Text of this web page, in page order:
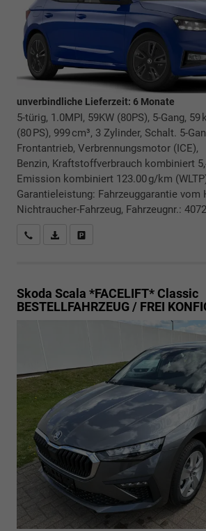
unverbindliche Lieferzeit: 6 Monate
5-türig, 1.0MPI, 59KW (80PS), 5-Gang, 59
(80 PS), 999 cm³, 3 Zylinder, Schalt. 5-
Frontantrieb, Verbrennungsmotor (ICE),
Benzin, Kraftstoffverbrauch kombiniert
Emission kombiniert 123.00 g/km
Garantieleistung: Fahrzeuggarantie vom
Nichtraucher-Fahrzeug, Fahrzeugnr.:
Rückrufbitte absenden
PDF-Datei, Fahrzeugexposé drucken
Skoda Scala *FACELIFT*Classic
BESTELLFAHRZEUG / FREI